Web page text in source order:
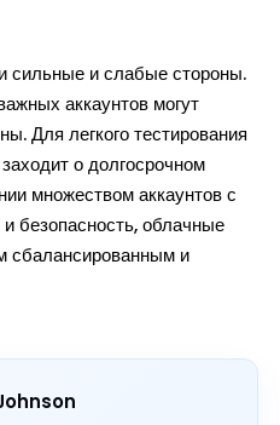
сильные и слабые стороны.
аккаунтов могут
Для легкого тестирования
о долгосрочном
множеством аккаунтов с
безопасность, облачные
сбалансированным и